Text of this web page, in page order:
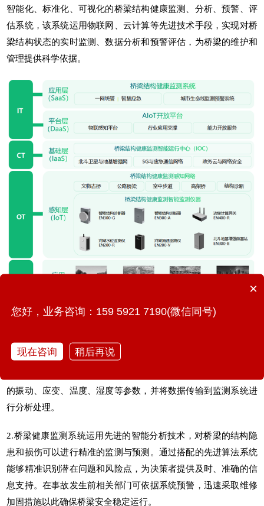
智能化、标准化、可视化的桥梁结构健康监测、分析、预警、评
估系统，该系统运用物联网、云计算等先进技术手段，实现对桥
梁结构状态的实时监测、数据分析和预警评估，为桥梁的维护和
管理提供科学依据。
三、解决方案的意义
的振动、应变、温度、湿度等参数，并将数据传输到监测系统进
行分析处理。
2.桥梁健康监测系统运用先进的智能分析技术，对桥梁的结构隐
患和损伤可以进行精准的监测与预测。通过搭配的先进算法系统
能够精准识别潜在问题和风险点，为决策者提供及时、准确的信
息支持。在事故发生前相关部门可依据系统预警，迅速采取维修
加固措施以此确保桥梁安全稳定运行。
×
您好，业务咨询：159 5921 7190(微信同号)
现在咨询 稍后再说